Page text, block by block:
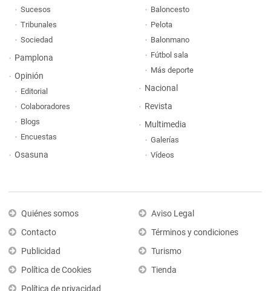
Sucesos
Tribunales
Sociedad
Pamplona
Opinión
Editorial
Colaboradores
Blogs
Encuestas
Osasuna
Baloncesto
Pelota
Balonmano
Fútbol sala
Más deporte
Nacional
Revista
Multimedia
Galerías
Vídeos
Quiénes somos
Contacto
Publicidad
Política de Cookies
Aviso Legal
Términos y condiciones
Turismo
Tienda